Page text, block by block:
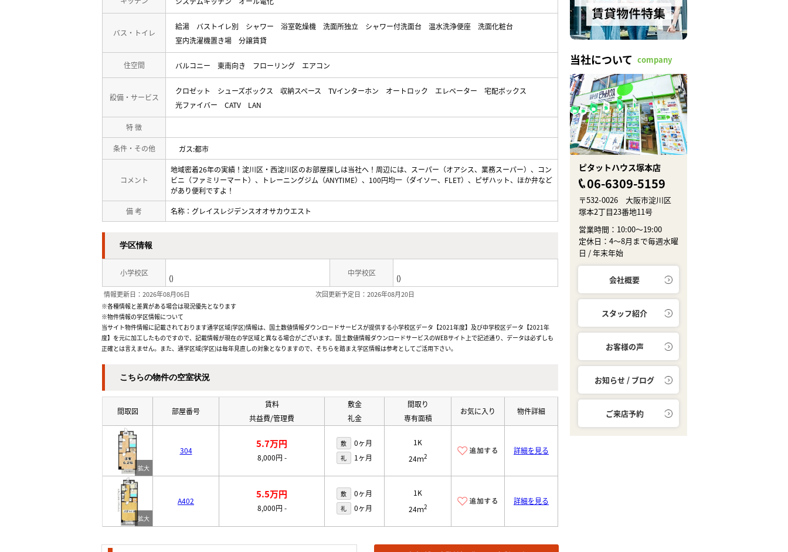
バス・トイレ
給湯 バストイレ別 シャワー 浴室乾燥機 洗面所独立 シャワー付洗面台 温水洗浄便座
洗面化粧台
室内洗濯機置き場
分譲賃貸
住空間 バルコニー 東南向き フローリング エアコン
設備・サービス
クロゼット シューズボックス 収納スペース TVインターホン オートロック エレベーター
宅配ボックス
光ファイバー
CATV LAN
特 徴
条件・その他 ガス:都市
コメント
地域密着26年の実績！淀川区・西淀川区のお部屋探しは当社へ！周辺には、スーパー（オアシス、業務スーパー）、コン
ビニ（ファミリーマート）、トレーニングジム（ANYTIME）、100円均一（ダイソー、FLET）、ピザハット、ほか弁など
があり便利ですよ！
備 考 名称：グレイスレジデンスオオサカウエスト
学区情報
小学校区
()
中学校区
()
情報更新日：2026年08月06日 次回更新予定日：2026年08月20日
※各種情報と差異がある場合は現況優先となります
※物件情報の学区情報について
当サイト物件情報に記載されております通学区域(学区)情報は、国土数値情報ダウンロードサービスが提供する小学校区データ【2021年度】及び中学校区データ【2021年
度】を元に加工したものですので、記載情報が現在の学区域と異なる場合がございます。国土数値情報ダウンロードサービスのWEBサイト上で記述通り、データは必ずしも
正確とは言えません。また、通学区域(学区)は毎年見直しの対象となりますので、そちらを踏まえ学区情報は参考としてご活用下さい。
こちらの物件の空室状況
間取図 部屋番号
賃料
共益費/管理費
敷金
礼金
間取り
専有面積
お気に入り 物件詳細
304
5.7万円
8,000円 -
敷 0ヶ月
礼 1ヶ月
1K
24ｍ2
詳細を見る
A402
5.5万円
8,000円 -
敷 0ヶ月
礼 0ヶ月
1K
24ｍ2
詳細を見る
当社について company
ピタットハウス塚本店
06-6309-5159
〒532-0026 大阪市淀川区
塚本2丁目23番地11号
営業時間：10:00～19:00
定休日：4～8月まで毎週水曜
日 / 年末年始
会社概要
スタッフ紹介
お客様の声
お知らせ / ブログ
ご来店予約